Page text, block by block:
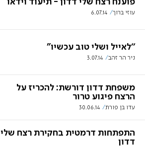
פוענח רצח שלי דדון - תיעוד וידאו
עוזי ברוך 6.07.14
''לאייל ושלי טוב עכשיו"
ניר הר זהב 3.07.14
משפחת דדון דורשת: להכריז על
הרצח פיגוע טרור
עדו בן פורת 30.06.14
התפתחות דרמטית בחקירת רצח שלי
דדון